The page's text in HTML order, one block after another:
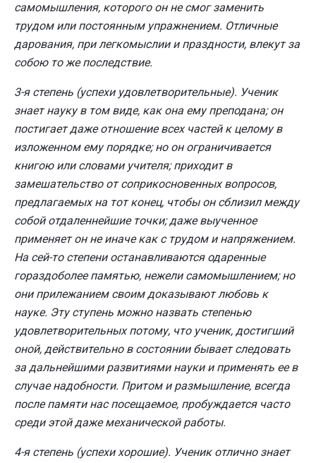
самомышления, которого он не смог заменить
трудом или постоянным упражнением. Отличные
дарования, при легкомыслии и праздности, влекут за
собою то же последствие.
3-я степень (успехи удовлетворительные). Ученик
знает науку в том виде, как она ему преподана; он
постигает даже отношение всех частей к целому в
изложенном ему порядке; но он ограничивается
книгою или словами учителя; приходит в
замешательство от соприкосновенных вопросов,
предлагаемых на тот конец, чтобы он сблизил между
собой отдаленнейшие точки; даже выученное
применяет он не иначе как с трудом и напряжением.
На сей-то степени останавливаются одаренные
гораздоболее памятью, нежели самомышлением; но
они прилежанием своим доказывают любовь к
науке. Эту ступень можно назвать степенью
удовлетворительных потому, что ученик, достигший
оной, действительно в состоянии бывает следовать
за дальнейшими развитиями науки и применять ее в
случае надобности. Притом и размышление, всегда
после памяти нас посещаемое, пробуждается часто
среди этой даже механической работы.
4-я степень (успехи хорошие). Ученик отлично знает